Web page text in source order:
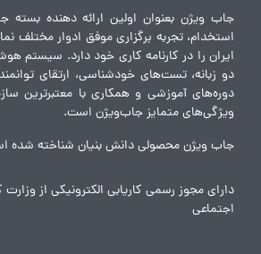
جاب ویژن بعنوان اولین ارائه دهنده بسته
استخدام، تجربه برگزاری موفق ادوار مختلف
ایران را در کارنامه کاری خود دارد. سیستم
دو زبانه، تست‌های خودشناسی، ارتقای
دوره‌های آموزشی و همکاری با معتبرترین
ویژگی‌های متمایز جاب‌ویژن است.
جاب ویژن محصولی دانش بنیان شناخته شده
دارای مجوز رسمی کاریابی الکترونیکی از وزارت
اجتماعی